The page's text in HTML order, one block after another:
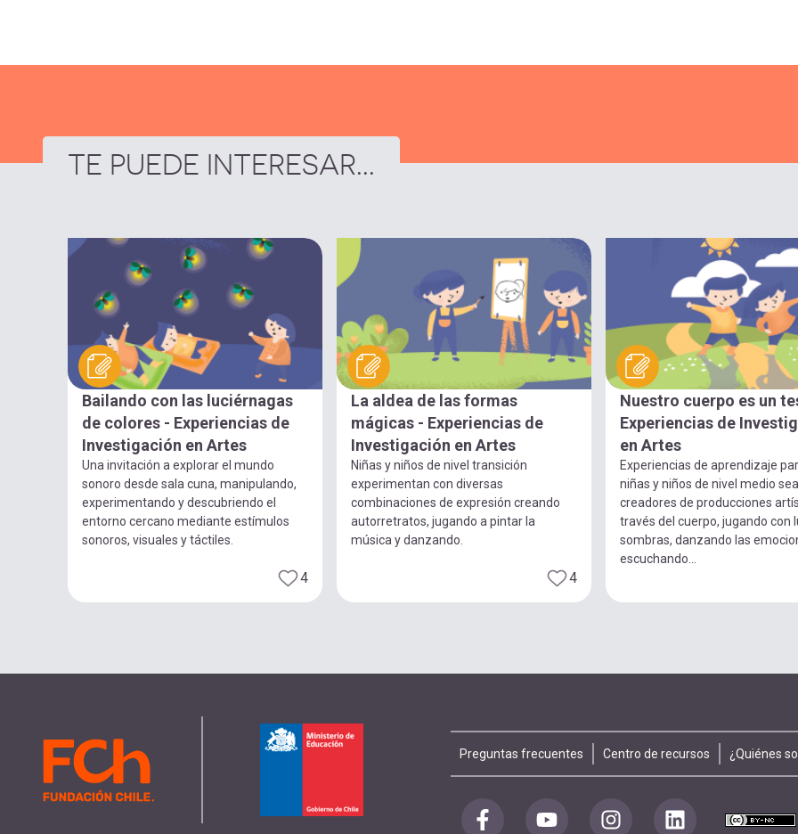
TE PUEDE INTERESAR...
Bailando con las luciérnagas
de colores - Experiencias de
Investigación en Artes
Una invitación a explorar el mundo
sonoro desde sala cuna, manipulando,
experimentando y descubriendo el
entorno cercano mediante estímulos
sonoros, visuales y táctiles.
4
La aldea de las formas
mágicas - Experiencias de
Investigación en Artes
Niñas y niños de nivel transición
experimentan con diversas
combinaciones de expresión creando
autorretratos, jugando a pintar la
música y danzando.
4
Nuestro cuerpo es un
Experiencias de
en Artes
Experiencias de aprendizaje
niñas y niños de nivel medio
creadores de producciones
través del cuerpo, jugando con
sombras, danzando las
escuchando...
Footer
menu
Preguntas frecuentes Centro de recursos ¿Quiénes